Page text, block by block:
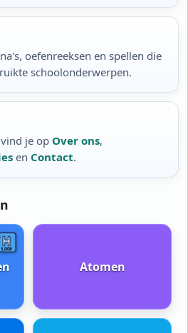
oefenreeksen en spellen die
schoolonderwerpen.
je op Over ons,
en Contact.
Atomen